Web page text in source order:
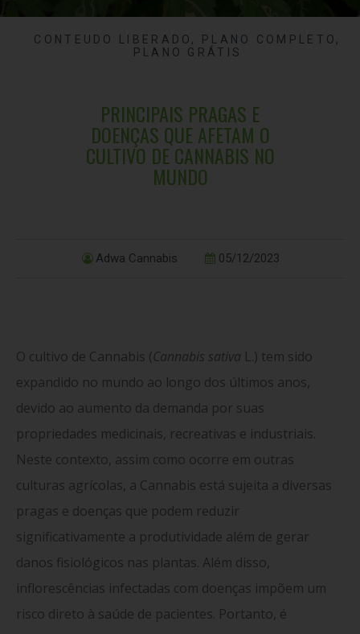
CONTEUDO LIBERADO , PLANO COMPLETO ,
PLANO GRÁTIS
PRINCIPAIS PRAGAS E
DOENÇAS QUE AFETAM O
CULTIVO DE CANNABIS NO
MUNDO
Adwa Cannabis 05/12/2023
O cultivo de Cannabis (Cannabis sativa L.) tem sido
expandido no mundo ao longo dos últimos anos,
devido ao aumento da demanda por suas
propriedades medicinais, recreativas e industriais.
Neste contexto, assim como ocorre em outras
culturas agrícolas, a Cannabis está sujeita a diversas
pragas e doenças que podem reduzir
significativamente a produtividade além de gerar
danos fisiológicos nas plantas. Além disso,
inflorescências infectadas com doenças impõem um
risco direto à saúde de pacientes. Portanto, é